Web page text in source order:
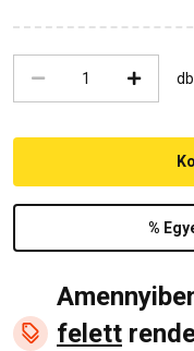
db
%
felett